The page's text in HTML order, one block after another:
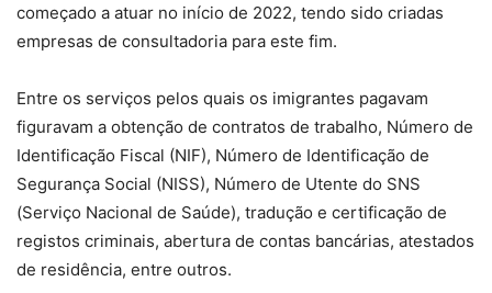
começado a atuar no início de 2022, tendo sido criadas
empresas de consultadoria para este fim.
Entre os serviços pelos quais os imigrantes pagavam
figuravam a obtenção de contratos de trabalho, Número de
Identificação Fiscal (NIF), Número de Identificação de
Segurança Social (NISS), Número de Utente do SNS
(Serviço Nacional de Saúde), tradução e certificação de
registos criminais, abertura de contas bancárias, atestados
de residência, entre outros.